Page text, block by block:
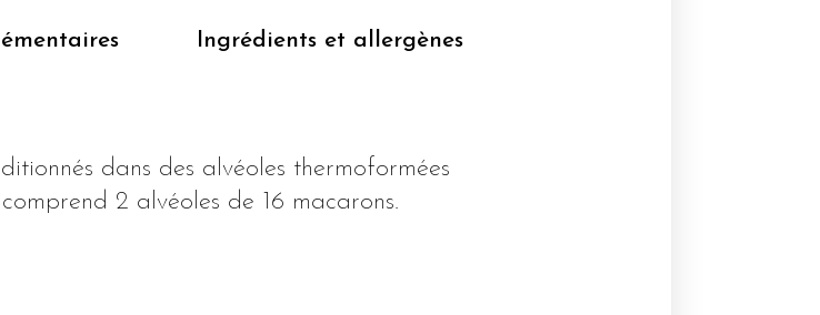
Ingrédients et allergènes
dans des alvéoles thermoformées
2 alvéoles de 16 macarons.